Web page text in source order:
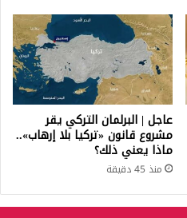
عاجل | البرلمان التركي يقر
مشروع قانون «تركيا بلا إرهاب»..
ماذا يعني ذلك؟
منذ 45 دقيقة